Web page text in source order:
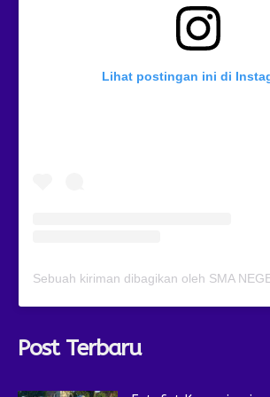
Lihat postingan ini di
Post Terbaru